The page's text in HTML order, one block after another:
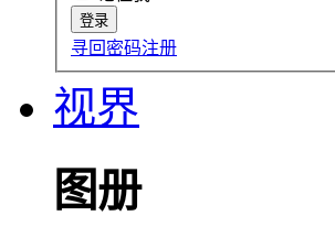
寻回密码注册
视界
图册